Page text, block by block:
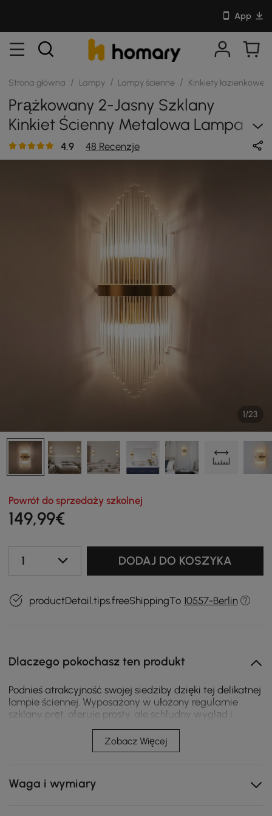
App
Strona główna / Lampy / Lampy ścienne / Kinkiety łazienkowe
Prążkowany 2-Jasny Szklany
Kinkiet Ścienny Metalowa Lampa
Ścienna Do Łazienki
4.9 48 Recenzje
1/23
Powrót do sprzedaży szkolnej
149,99€
1 DODAJ DO KOSZYKA
productDetail.tips.freeShippingTo 10557-Berlin
Dlaczego pokochasz ten produkt
Podnieś atrakcyjność swojej siedziby dzięki tej delikatnej
lampie ściennej. Wyposażony w ułożony regularnie
szklany pręt, oferuje prosty, ale schludny wygląd i
zachęcającą i wygodną atmosferę. Po oświetleniu rzuca
czarujące oświetlenie i bezproblemowo uzupełnia
Twórz proste, ale aktywne akcenty w salonie, łazience,
Zobacz Więcej
Waga i wymiary